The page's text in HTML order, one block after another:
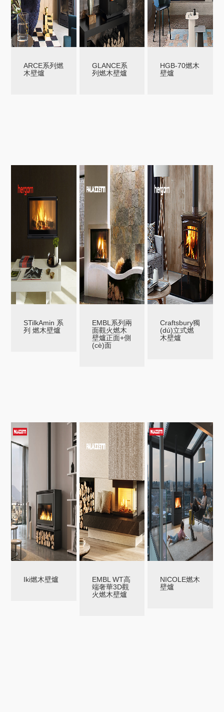
ARCE系列燃
木壁爐
GLANCE系
列燃木壁爐
HGB-70燃木
壁爐
STilkAmin 系
列 燃木壁爐
EMBL系列兩
面觀火燃木
壁爐正面+側
(cè)面
Craftsbury獨
(dú)立式燃
木壁爐
Iki燃木壁爐
EMBL WT高
端奢華3D觀
火燃木壁爐
NICOLE燃木
壁爐